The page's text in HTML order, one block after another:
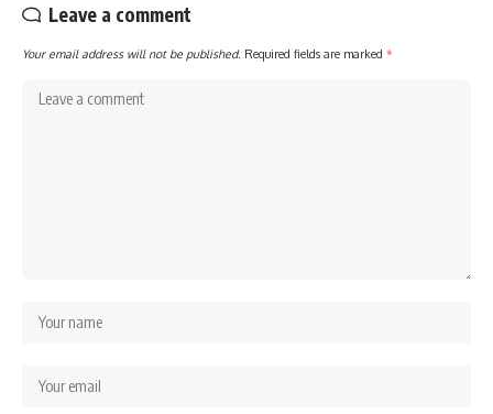
Leave a comment
Your email address will not be published. Required fields are marked *